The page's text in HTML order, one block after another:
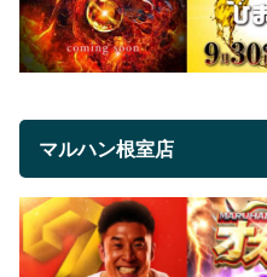
マルハン根室店